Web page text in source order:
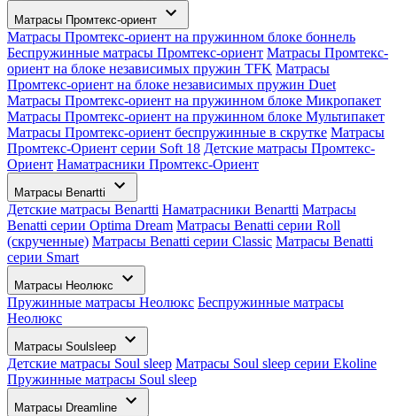
Матрасы Промтекс-ориент
Матрасы Промтекс-ориент на пружинном блоке боннель
Беспружинные матрасы Промтекс-ориент Матрасы Промтекс-
ориент на блоке независимых пружин TFK Матрасы
Промтекс-ориент на блоке независимых пружин Duet
Матрасы Промтекс-ориент на пружинном блоке Микропакет
Матрасы Промтекс-ориент на пружинном блоке Мультипакет
Матрасы Промтекс-ориент беспружинные в скрутке Матрасы
Промтекс-Ориент серии Soft 18 Детские матрасы Промтекс-
Ориент Наматрасники Промтекс-Ориент
Матрасы Benartti
Детские матрасы Benartti Наматрасники Benartti Матрасы
Benatti серии Optima Dream Матрасы Benatti серии Roll
(скрученные) Матрасы Benatti серии Classic Матрасы Benatti
серии Smart
Матрасы Неолюкс
Пружинные матрасы Неолюкс Беспружинные матрасы
Неолюкс
Матрасы Soulsleep
Детские матрасы Soul sleep Матрасы Soul sleep серии Ekoline
Пружинные матрасы Soul sleep
Матрасы Dreamline